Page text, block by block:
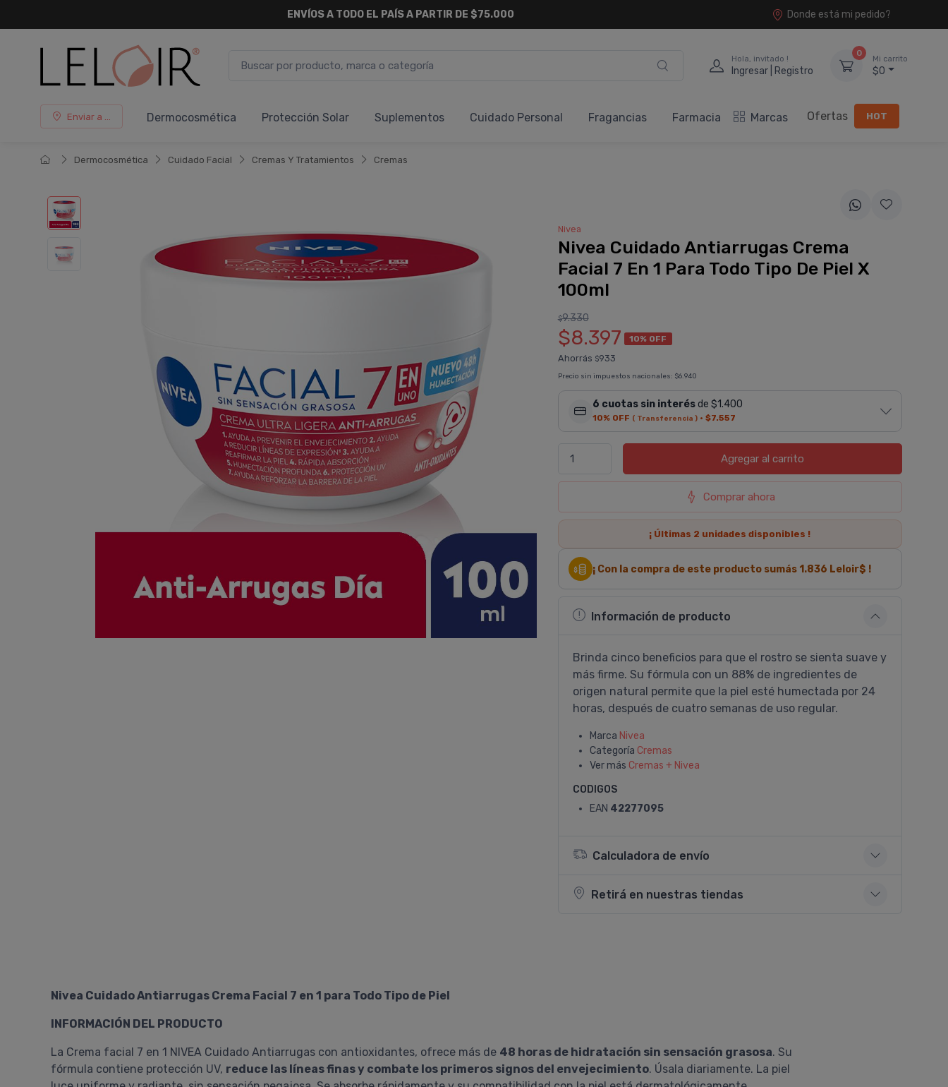
Donde está mi pedido?
Hola, invitado !
Ingresar | Registro
0
Mi carrito
$0
Enviar a ... Dermocosmética Protección Solar Suplementos Cuidado Personal Fragancias Farmacia Marcas Ofertas HOT
Dermocosmética Cuidado Facial Cremas Y Tratamientos Cremas
Nivea
Nivea Cuidado Antiarrugas Crema
Facial 7 En 1 Para Todo Tipo De Piel X
100ml
$9.330
$8.397 10% OFF
Ahorrás $933
Precio sin impuestos nacionales: $6.940
6 cuotas sin interésde $1.400
10% OFF ( Transferencia )· $7.557
Agregaral carrito
Comprar ahora
¡ Últimas 2 unidades disponibles !
¡ Con la compra de este producto sumás 1.836 Leloir$ !
Información de producto
Brinda cinco beneficios para que el rostro se sienta suave y
más firme. Su fórmula con un 88% de ingredientes de
origen natural permite que la piel esté humectada por 24
horas, después de cuatro semanas de uso regular.
Marca Nivea
Categoría Cremas
Ver más Cremas + Nivea
CODIGOS
EAN 42277095
Calculadora de envío
Retirá en nuestras tiendas
Nivea Cuidado Antiarrugas Crema Facial 7 en 1 para Todo Tipo de Piel
INFORMACIÓN DEL PRODUCTO
La Crema facial 7 en 1 NIVEA Cuidado Antiarrugas con antioxidantes, ofrece más de 48 horas de hidratación sin sensación grasosa. Su
fórmula contiene protección UV, reduce las líneas finas y combate los primeros signos del envejecimiento. Úsala diariamente. La piel